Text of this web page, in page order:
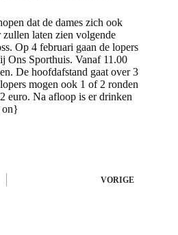
dat de dames zich ook
zullen laten zien volgende
Op 4 februari gaan de lopers
Ons Sporthuis. Vanaf 11.00
De hoofdafstand gaat over 3
mogen ook 1 of 2 ronden
euro. Na afloop is er drinken
on}
VORIGE